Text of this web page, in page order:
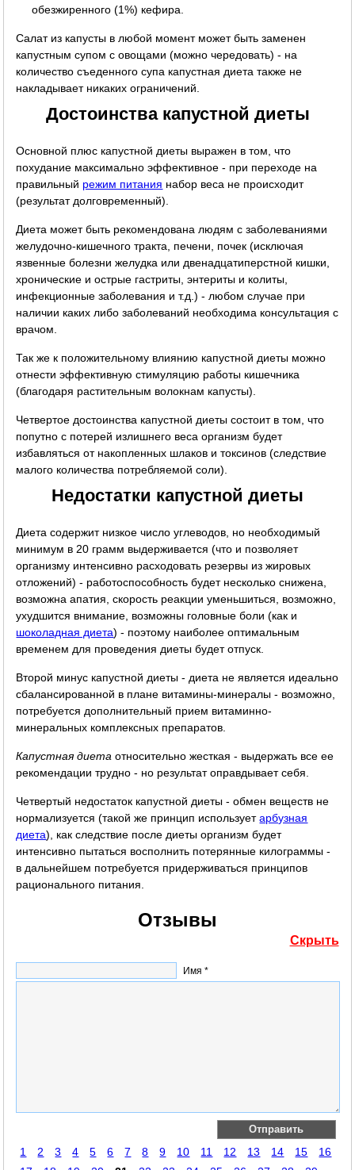
обезжиренного (1%) кефира.
Салат из капусты в любой момент может быть заменен
капустным супом с овощами (можно чередовать) - на
количество съеденного супа капустная диета также не
накладывает никаких ограничений.
Достоинства капустной диеты
Основной плюс капустной диеты выражен в том, что
похудание максимально эффективное - при переходе на
правильный режим питания набор веса не происходит
(результат долговременный).
Диета может быть рекомендована людям с заболеваниями
желудочно-кишечного тракта, печени, почек (исключая
язвенные болезни желудка или двенадцатиперстной кишки,
хронические и острые гастриты, энтериты и колиты,
инфекционные заболевания и т.д.) - любом случае при
наличии каких либо заболеваний необходима консультация с
врачом.
Так же к положительному влиянию капустной диеты можно
отнести эффективную стимуляцию работы кишечника
(благодаря растительным волокнам капусты).
Четвертое достоинства капустной диеты состоит в том, что
попутно с потерей излишнего веса организм будет
избавляться от накопленных шлаков и токсинов (следствие
малого количества потребляемой соли).
Недостатки капустной диеты
Диета содержит низкое число углеводов, но необходимый
минимум в 20 грамм выдерживается (что и позволяет
организму интенсивно расходовать резервы из жировых
отложений) - работоспособность будет несколько снижена,
возможна апатия, скорость реакции уменьшиться, возможно,
ухудшится внимание, возможны головные боли (как и
шоколадная диета) - поэтому наиболее оптимальным
временем для проведения диеты будет отпуск.
Второй минус капустной диеты - диета не является идеально
сбалансированной в плане витамины-минералы - возможно,
потребуется дополнительный прием витаминно-
минеральных комплексных препаратов.
Капустная диета относительно жесткая - выдержать все ее
рекомендации трудно - но результат оправдывает себя.
Четвертый недостаток капустной диеты - обмен веществ не
нормализуется (такой же принцип используетарбузная
диета), как следствие после диеты организм будет
интенсивно пытаться восполнить потерянные килограммы -
в дальнейшем потребуется придерживаться принципов
рационального питания.
Отзывы
Скрыть
Имя *
1 2 3 4 5 6 7 8 9 10 11 12 13 14 15
16